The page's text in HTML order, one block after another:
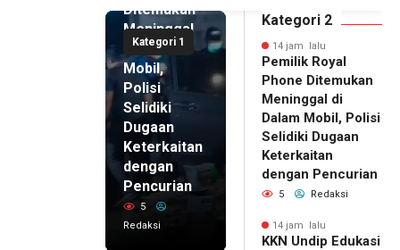
Kategori 1
Ditemukan
Meninggal
di Dalam
Mobil,
Polisi
Selidiki
Dugaan
Keterkaitan
dengan
Pencurian
5
Redaksi
Kategori 2
14 jam lalu
Pemilik Royal
Phone Ditemukan
Meninggal di
Dalam Mobil, Polisi
Selidiki Dugaan
Keterkaitan
dengan Pencurian
5 Redaksi
14 jam lalu
KKN Undip Edukasi